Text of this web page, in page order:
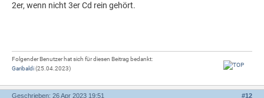
2er, wenn nicht 3er Cd rein gehört.
Folgender Benutzer hat sich für diesen Beitrag bedankt:
Garibaldi(25.04.2023)
#12
Geschrieben: 26 Apr 2023 19:51